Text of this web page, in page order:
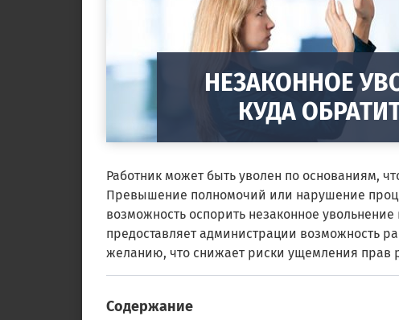
НЕЗАКОННОЕ
КУДА
Работник может быть уволен по основаниям,
Превышение полномочий или нарушение
возможность оспорить незаконное увольнение
предоставляет администрации возможность
желанию, что снижает риски ущемления прав
Содержание